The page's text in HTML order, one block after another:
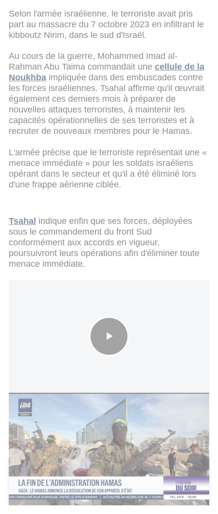
Selon l'armée israélienne, le terroriste avait pris
part au massacre du 7 octobre 2023 en infiltrant le
kibboutz Nirim, dans le sud d'Israël.
Au cours de la guerre, Mohammed Imad al-
Rahman Abu Taima commandait une cellule de la
Noukhba impliquée dans des embuscades contre
les forces israéliennes. Tsahal affirme qu'il œuvrait
également ces derniers mois à préparer de
nouvelles attaques terroristes, à maintenir les
capacités opérationnelles de ses terroristes et à
recruter de nouveaux membres pour le Hamas.
L'armée précise que le terroriste représentait une «
menace immédiate » pour les soldats israéliens
opérant dans le secteur et qu'il a été éliminé lors
d'une frappe aérienne ciblée.
Tsahal indique enfin que ses forces, déployées
sous le commandement du front Sud
conformément aux accords en vigueur,
poursuivront leurs opérations afin d'éliminer toute
menace immédiate.
La fin de l'administration Hamas — Gaza : le Hamas annonce la
dissolution de son appareil d'État
Cet article a reçu 5 commentaires
Ajouter un commentaire